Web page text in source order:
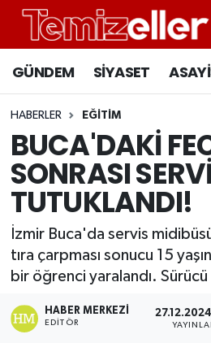
GÜNDEM SİYASET
HABERLER EĞİTİM
BUCA'DAKİ
SONRASI
TUTUKLANDI!
İzmir Buca'da servis
tıra çarpması sonucu 15
bir öğrenci yaralandı.
HABER MERKEZI
EDITÖR
CANLI YAYIN
ASAYİŞ
EĞİTİM
SAĞLIK
SİYASET
Hava Durumu
Süper Lig Puan Durumu
Tüm Manşetler
Son Dakika Haberleri
Haber Arşivi